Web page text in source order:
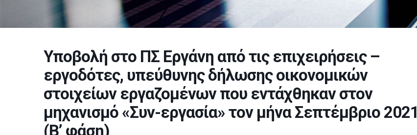
Υποβολή στο ΠΣ Εργάνη από τις επιχειρήσεις –
εργοδότες, υπεύθυνης δήλωσης οικονομικών
στοιχείων εργαζομένων που εντάχθηκαν στον
μηχανισμό «Συν-εργασία» τον μήνα Σεπτέμβριο 2021
(Β’ φάση)